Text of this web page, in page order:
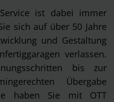
ist dabei immer
sich auf über 50 Jahre
und Gestaltung
verlassen.
bis zur
Übergabe
haben Sie mit OTT